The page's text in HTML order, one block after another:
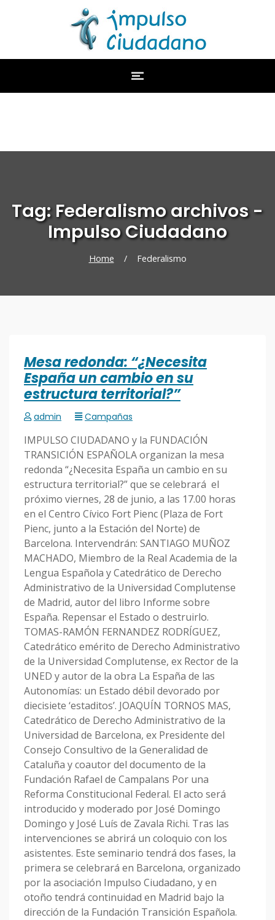
Tag: Federalismo archivos -
Impulso Ciudadano
Home / Federalismo
Mesa redonda: “¿Necesita
España un cambio en su
estructura territorial?”
admin Campañas
IMPULSO CIUDADANO y la FUNDACIÓN
TRANSICIÓN ESPAÑOLA organizan la mesa
redonda “¿Necesita España un cambio en su
estructura territorial?” que se celebrará el
próximo viernes, 28 de junio, a las 17.00 horas
en el Centro Cívico Fort Pienc (Plaza de Fort
Pienc, junto a la Estación del Norte) de
Barcelona. Intervendrán: SANTIAGO MUÑOZ
MACHADO, Miembro de la Real Academia de la
Lengua Española y Catedrático de Derecho
Administrativo de la Universidad Complutense
de Madrid, autor del libro Informe sobre
España. Repensar el Estado o destruirlo.
TOMAS-RAMÓN FERNANDEZ RODRÍGUEZ,
Catedrático emérito de Derecho Administrativo
de la Universidad Complutense, ex Rector de la
UNED y autor de la obra La España de las
Autonomías: un Estado débil devorado por
diecisiete ‘estaditos’. JOAQUÍN TORNOS MAS,
Catedrático de Derecho Administrativo de la
Universidad de Barcelona, ex Presidente del
Consejo Consultivo de la Generalidad de
Cataluña y coautor del documento de la
Fundación Rafael de Campalans Por una
Reforma Constitucional Federal. El acto será
introducido y moderado por José Domingo
Domingo y José Luís de Zavala Richi. Tras las
intervenciones se abrirá un coloquio con los
asistentes. Este seminario tendrá dos fases, la
primera se celebrará en Barcelona, organizado
por la asociación Impulso Ciudadano, y en
otoño tendrá continuidad en Madrid bajo la
dirección de la Fundación Transición Española.